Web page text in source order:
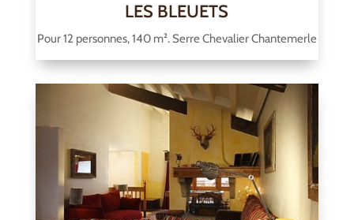
LES BLEUETS
Pour 12 personnes, 140 m². Serre Chevalier Chantemerle